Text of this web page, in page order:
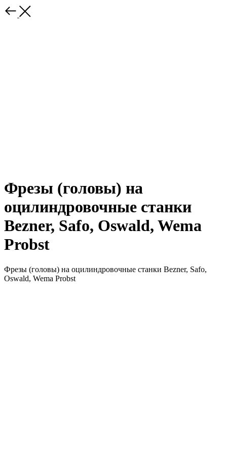
Фрезы (головы) на
оцилиндровочные станки
Bezner, Safo, Oswald, Wema
Probst
Фрезы (головы) на оцилиндровочные станки Bezner, Safo,
Oswald, Wema Probst